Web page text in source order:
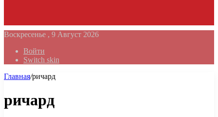
Воскресенье , 9 Август 2026
Войти
Switch skin
Главная/ричард
ричард